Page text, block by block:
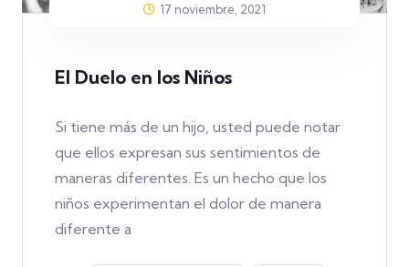
17 noviembre, 2021
El Duelo en los Niños
Si tiene más de un hijo, usted puede notar
que ellos expresan sus sentimientos de
maneras diferentes. Es un hecho que los
niños experimentan el dolor de manera
diferente a